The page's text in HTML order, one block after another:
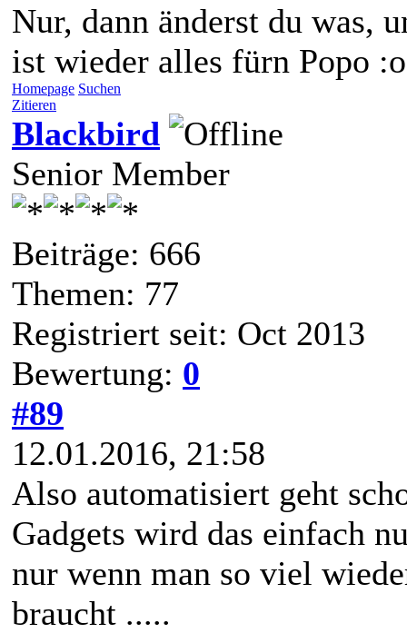
Nur, dann änderst du was,
ist wieder alles fürn Popo
Homepage Suchen
Zitieren
Blackbird
Senior Member
Beiträge: 666
Themen: 77
Registriert seit: Oct 2013
Bewertung: 0
#89
12.01.2016, 21:58
Also automatisiert geht
Gadgets wird das einfach
nur wenn man so viel
braucht .....